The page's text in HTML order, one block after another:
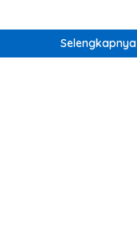
Etik
Selengkapnya